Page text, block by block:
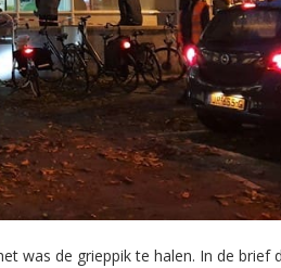
was de grieppik te halen. In de brief